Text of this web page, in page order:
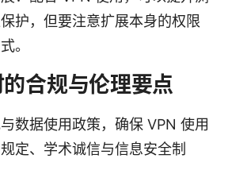
护，但要注意扩展本身的权限
。
合规与伦理要点
数据使用政策，确保 VPN 使用
定、学术诚信与信息安全制